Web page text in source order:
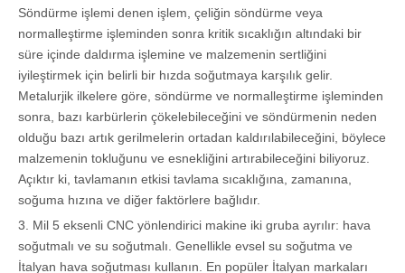
Söndürme işlemi denen işlem, çeliğin söndürme veya
normalleştirme işleminden sonra kritik sıcaklığın altındaki bir
süre içinde daldırma işlemine ve malzemenin sertliğini
iyileştirmek için belirli bir hızda soğutmaya karşılık gelir.
Metalurjik ilkelere göre, söndürme ve normalleştirme işleminden
sonra, bazı karbürlerin çökelebileceğini ve söndürmenin neden
olduğu bazı artık gerilmelerin ortadan kaldırılabileceğini, böylece
malzemenin tokluğunu ve esnekliğini artırabileceğini biliyoruz.
Açıktır ki, tavlamanın etkisi tavlama sıcaklığına, zamanına,
soğuma hızına ve diğer faktörlere bağlıdır.
3. Mil 5 eksenli CNC yönlendirici makine iki gruba ayrılır: hava
soğutmalı ve su soğutmalı. Genellikle evsel su soğutma ve
İtalyan hava soğutması kullanın. En popüler İtalyan markaları